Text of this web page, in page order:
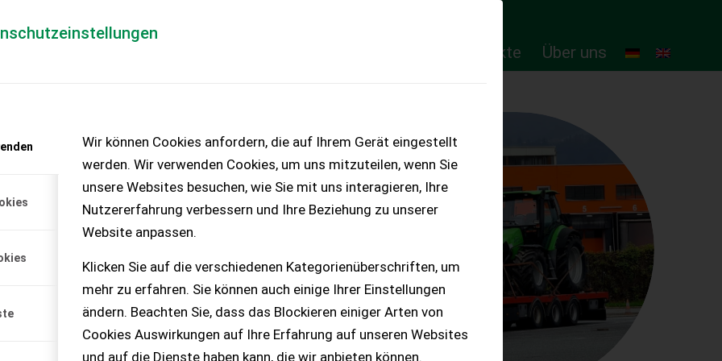
Wir können Cookies anfordern, die auf Ihrem Gerät eingestellt
werden. Wir verwenden Cookies, um uns mitzuteilen, wenn Sie
unsere Websites besuchen, wie Sie mit uns interagieren, Ihre
Nutzererfahrung verbessern und Ihre Beziehung zu unserer
Website anpassen.
Klicken Sie auf die verschiedenen Kategorienüberschriften, um
mehr zu erfahren. Sie können auch einige Ihrer Einstellungen
ändern. Beachten Sie, dass das Blockieren einiger Arten von
Cookies Auswirkungen auf Ihre Erfahrung auf unseren Websites
und auf die Dienste haben kann, die wir anbieten können.
Online-Produkte Über uns
– KEINE
FAST-FIT
Überlastschutz,